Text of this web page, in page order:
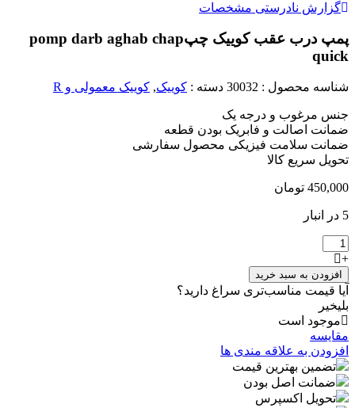
نادرستی مشخصات
درب عقب کوییک چپpomp darb aghab chap
محصول : 30032 دسته :کوییک,کوییک معمولی و R
مرغوب و درجه یک
اصالت و فابریک بودن قطعه
سلامت فیزیکی محصول سفارشی
سریع کالا
تومان
به سبد خرید
قیمت مناسب‌تری سراغ دارید؟
خیر
است
به علاقه مندی ها
تضمین بهترین قیمت
ضمانت اصل بودن
تحویل اکسپرس